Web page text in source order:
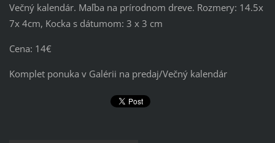
Večný kalendár. Maľba na prírodnom dreve. Rozmery: 14.5x
7x 4cm, Kocka s dátumom: 3 x 3 cm
Cena: 14€
Komplet ponuka v Galérii na predaj/Večný kalendár